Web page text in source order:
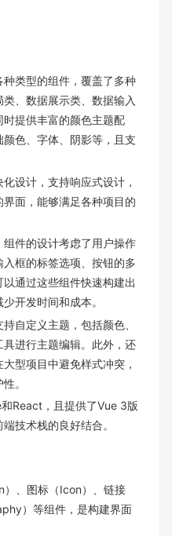
种类型的组件，覆盖了多种
、数据展示类、数据输入
提供丰富的颜色主题配
色、字体、阴影等，且支
化设计，支持响应式设计，
面，能够满足各种项目的
组件的设计考虑了用户操作
框的标签选项、按钮的多
通过这些组件快速构建出
开发时间和成本。
持自定义主题，包括颜色、
进行主题编辑。此外，还
型项目中避免样式冲突，
。
和React，且提供了Vue 3版
技术栈的良好结合。
）、图标（Icon）、链接
）等组件，是构建界面